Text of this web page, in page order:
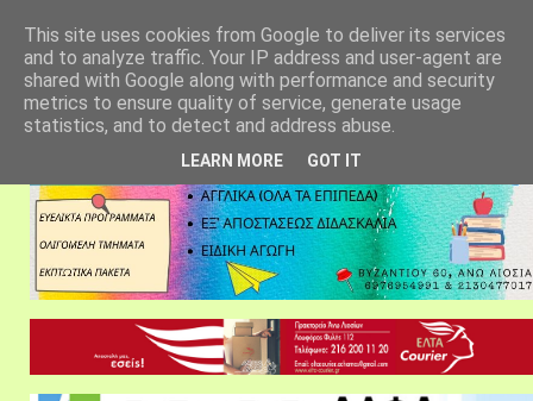
This site uses cookies from Google to deliver its services
and to analyze traffic. Your IP address and user-agent are
shared with Google along with performance and security
metrics to ensure quality of service, generate usage
statistics, and to detect and address abuse.
LEARN MORE GOT IT